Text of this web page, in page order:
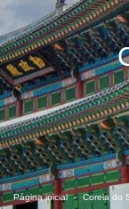
Página inicial Coreia do